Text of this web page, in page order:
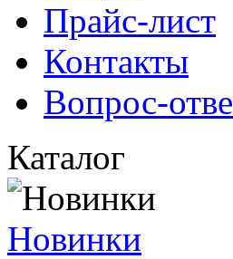
Прайс-лист
Контакты
Вопрос-
Каталог
Новинки